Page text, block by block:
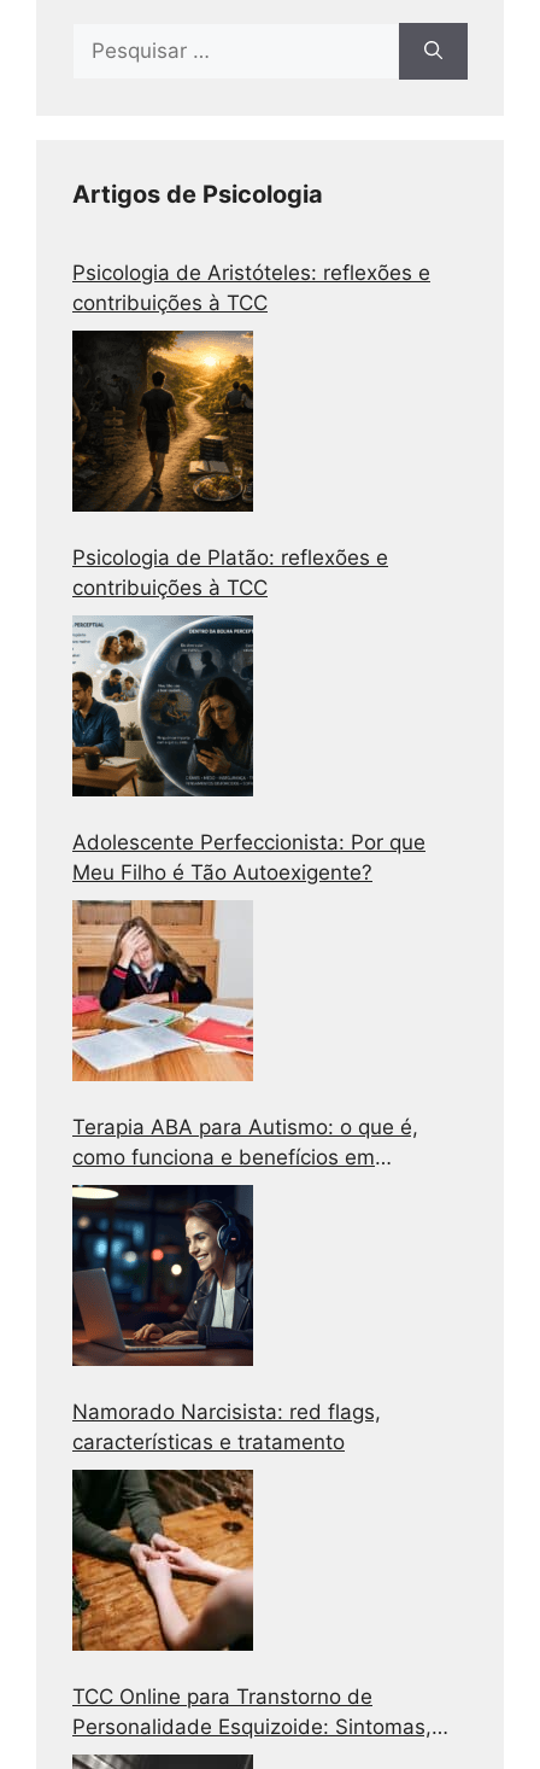
Artigos de Psicologia
Psicologia de Aristóteles: reflexões e
contribuições à TCC
Psicologia de Platão: reflexões e
contribuições à TCC
Adolescente Perfeccionista: Por que
Meu Filho é Tão Autoexigente?
Terapia ABA para Autismo: o que é,
como funciona e benefícios em
adolescentes e adultos
Namorado Narcisista: red flags,
características e tratamento
TCC Online para Transtorno de
Personalidade Esquizoide: Sintomas,
Causas e Tratamento